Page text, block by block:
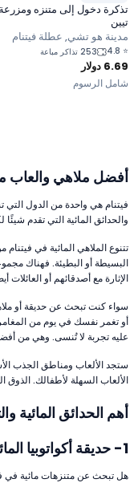
تذكرة دخول إلى متنزه
تيين
مدينة هو تشي, عطلة فيتنام
⭐
4.8 253 تذاكر مباعة
6.69 دولار
شامل الرسوم
أفضل ملاهي والعاب
فيتنام هي واحدة من الدول التي
والحدائق المائية التي تقدم
تتنوع الملاهي المائية في
البسيطة أو البطيئة. فهناك
الإثارة مع أصدقائهم أو العائلات
سواء كنت تبحث عن حديقة أو
أو تغمر نفسك في يوم من
عليه تجربة لا تُنسى. وهي من
ستجد الألعاب ومناطق الجذب
الألعاب السهلة لأطفالك.
أهم الحدائق المائية
1- حديقة أكواتوبيا المائية
هل تبحث عن متنزهات مائية في